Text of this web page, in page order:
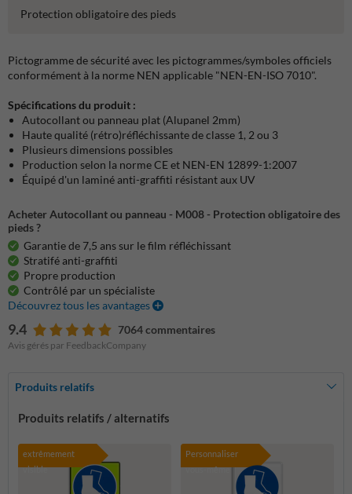
Protection obligatoire des pieds
Pictogramme de sécurité avec les pictogrammes/symboles officiels
conformément à la norme NEN applicable "NEN-EN-ISO 7010".
Spécifications du produit :
Autocollant ou panneau plat (Alupanel 2mm)
Haute qualité (rétro)réfléchissante de classe 1, 2 ou 3
Plusieurs dimensions possibles
Production selon la norme CE et NEN-EN 12899-1:2007
Équipé d'un laminé anti-graffiti résistant aux UV
Acheter Autocollant ou panneau - M008 - Protection obligatoire des
pieds ?
Garantie de 7,5 ans sur le film réfléchissant
Stratifé anti-graffiti
Propre production
Contrôlé par un spécialiste
Découvrez tous les avantages
9.4 7064 commentaires
Avis gérés par FeedbackCompany
Produits relatifs
Produits relatifs / alternatifs
extrêmement
visible
Personnaliser
vous-même